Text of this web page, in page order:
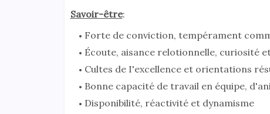
Savoir-être:
Forte de conviction, tempérament
Écoute, aisance relotionnelle, curiosité
Cultes de I'excellence et orientations
Bonne capacité de travail en équipe,
Disponibilité, réactivité et dynamisme